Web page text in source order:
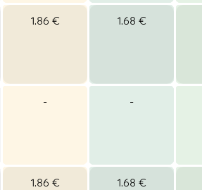
1.86 € 1.68 €
- -
1.86 € 1.68 €